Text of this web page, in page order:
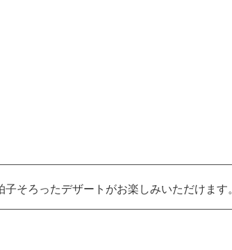
そろったデザートがお楽しみいただけます。